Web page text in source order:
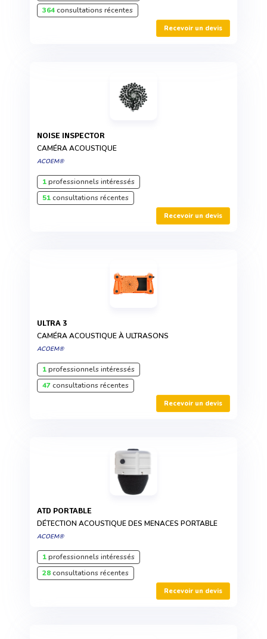
364consultations récentes
Recevoir un devis
NOISE INSPECTOR
CAMÉRA ACOUSTIQUE
ACOEM®
1professionnels intéressés
51consultations récentes
Recevoir un devis
ULTRA 3
CAMÉRA ACOUSTIQUE À ULTRASONS
ACOEM®
1professionnels intéressés
47consultations récentes
Recevoir un devis
ATD PORTABLE
DÉTECTION ACOUSTIQUE DES MENACES PORTABLE
ACOEM®
1professionnels intéressés
28consultations récentes
Recevoir un devis